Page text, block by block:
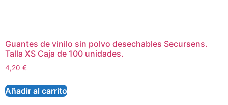
Guantes de vinilo sin polvo desechables Secursens.
Talla XS Caja de 100 unidades.
4,20 €
Añadir al carrito